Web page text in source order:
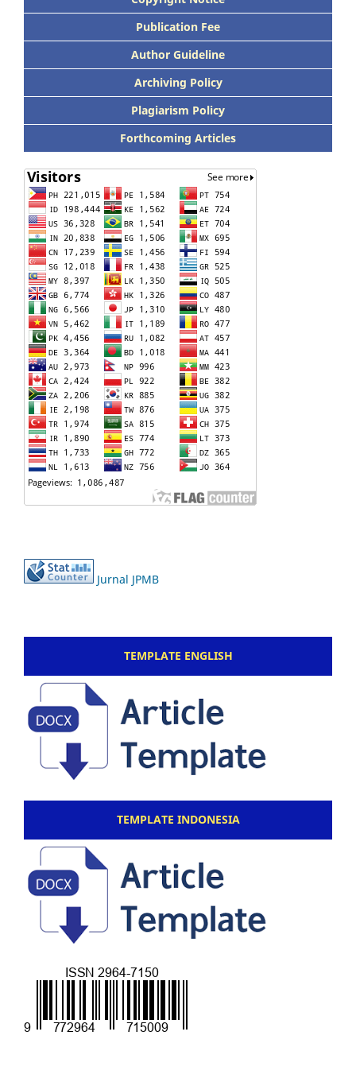
Publication Fee
Author Guideline
Archiving Policy
Plagiarism Policy
Forthcoming Articles
Jurnal JPMB
TEMPLATE ENGLISH
TEMPLATE INDONESIA